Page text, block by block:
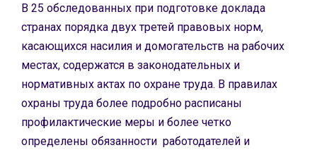
В 25 обследованных при подготовке доклада
странах порядка двух третей правовых норм,
касающихся насилия и домогательств на рабочих
местах, содержатся в законодательных и
нормативных актах по охране труда. В правилах
охраны труда более подробно расписаны
профилактические меры и более четко
определены обязанности работодателей и